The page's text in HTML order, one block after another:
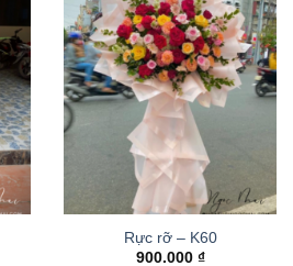
Rực rỡ – K60
900.000 ₫